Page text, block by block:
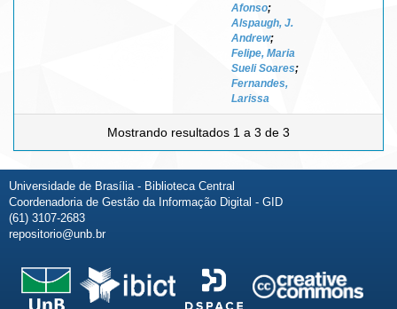
Afonso;
Alspaugh, J.
Andrew;
Felipe, Maria
Sueli Soares;
Fernandes,
Larissa
Mostrando resultados 1 a 3 de 3
Universidade de Brasília - Biblioteca Central
Coordenadoria de Gestão da Informação Digital - GID
(61) 3107-2683
repositorio@unb.br